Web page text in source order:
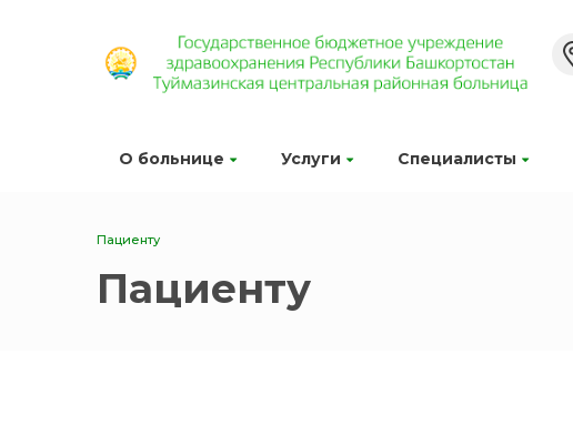
О больнице Услуги Специалисты
Пациенту
Пациенту